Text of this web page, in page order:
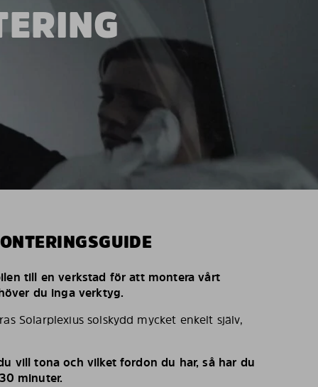
till en verkstad för att montera vårt
du inga verktyg.
Solarplexius solskydd mycket enkelt själv,
vill tona och vilket fordon du har, så har du
minuter.